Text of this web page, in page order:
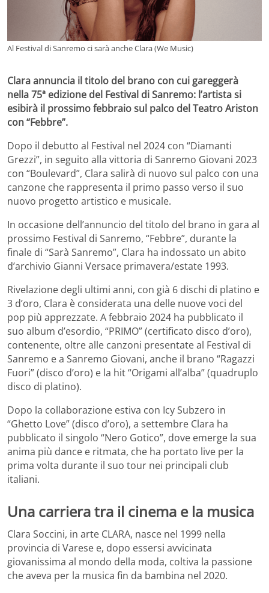
Al Festival di Sanremo ci sarà anche Clara (We Music)
Clara annuncia il titolo del brano con cui gareggerà
nella 75ª edizione del Festival di Sanremo: l’artista si
esibirà il prossimo febbraio sul palco del Teatro Ariston
con “Febbre”.
Dopo il debutto al Festival nel 2024 con “Diamanti
Grezzi”, in seguito alla vittoria di Sanremo Giovani 2023
con “Boulevard”, Clara salirà di nuovo sul palco con una
canzone che rappresenta il primo passo verso il suo
nuovo progetto artistico e musicale.
In occasione dell’annuncio del titolo del brano in gara al
prossimo Festival di Sanremo, “Febbre”, durante la
finale di “Sarà Sanremo”, Clara ha indossato un abito
d’archivio Gianni Versace primavera/estate 1993.
Rivelazione degli ultimi anni, con già 6 dischi di platino e
3 d’oro, Clara è considerata una delle nuove voci del
pop più apprezzate. A febbraio 2024 ha pubblicato il
suo album d’esordio, “PRIMO” (certificato disco d’oro),
contenente, oltre alle canzoni presentate al Festival di
Sanremo e a Sanremo Giovani, anche il brano “Ragazzi
Fuori” (disco d’oro) e la hit “Origami all’alba” (quadruplo
disco di platino).
Dopo la collaborazione estiva con Icy Subzero in
“Ghetto Love” (disco d’oro), a settembre Clara ha
pubblicato il singolo “Nero Gotico”, dove emerge la sua
anima più dance e ritmata, che ha portato live per la
prima volta durante il suo tour nei principali club
italiani.
Una carriera tra il cinema e la musica
Clara Soccini, in arte CLARA, nasce nel 1999 nella
provincia di Varese e, dopo essersi avvicinata
giovanissima al mondo della moda, coltiva la passione
che aveva per la musica fin da bambina nel 2020.